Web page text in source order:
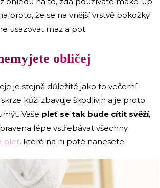
proto, že se na vnější vrstvě pokožky
usazovat maz a pot.
obličej
je stejně důležité jako to večerní.
kůži zbavuje škodlivin a je proto
Vaše pleť se tak bude cítit svěží,
lépe vstřebávat všechny
pleť, které na ni poté nanesete.